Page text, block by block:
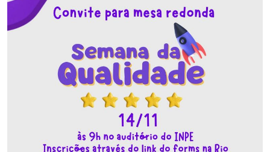
Ministério do Desenvolvimento Regional
Controladoria-Geral da União
Ministério da Mulher, da Família e dos Direitos Humanos